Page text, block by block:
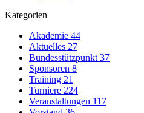
Kategorien
Akademie 44
Aktuelles 27
Bundesstützpunkt 37
Sponsoren 8
Training 21
Turniere 224
Veranstaltungen 117